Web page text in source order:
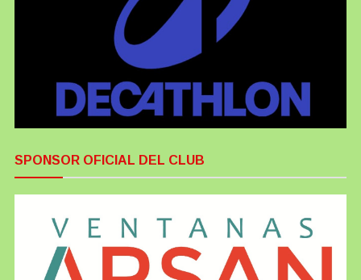
SPONSOR OFICIAL DEL CLUB